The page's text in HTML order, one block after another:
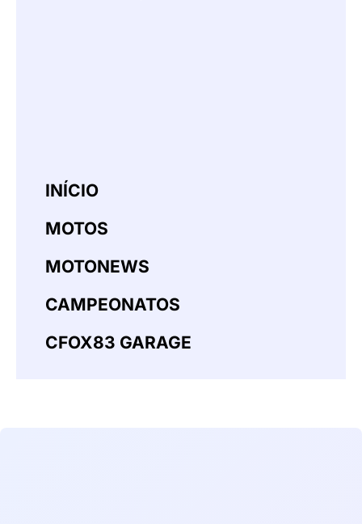
INÍCIO
MOTOS
MOTONEWS
CAMPEONATOS
CFOX83 GARAGE